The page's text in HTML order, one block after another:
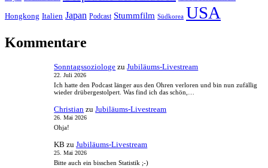
Hongkong Italien Japan Podcast Stummfilm Südkorea USA
Kommentare
Sonntagssoziologe zuJubiläums-Livestream
22. Juli 2026
Ich hatte den Podcast länger aus den Ohren verloren und bin nun zufällig
wieder drübergestolpert. Was find ich das schön,…
Christian zuJubiläums-Livestream
26. Mai 2026
Ohja!
KB zuJubiläums-Livestream
25. Mai 2026
Bitte auch ein bisschen Statistik ;-)